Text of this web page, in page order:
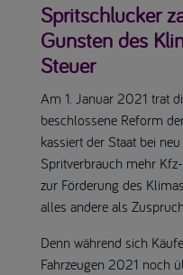
Spritschlucker
Gunsten des
Steuer
Am 1. Januar 2021 trat
beschlossene Reform
kassiert der Staat bei
Spritverbrauch mehr
zur Förderung des
alles andere als
Denn während sich
Fahrzeugen 2021 noch